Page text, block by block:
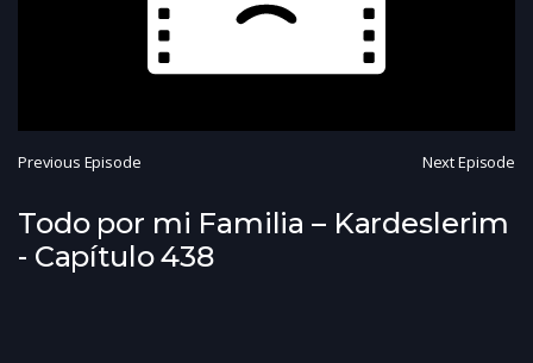
Previous Episode Next Episode
Todo por mi Familia – Kardeslerim
- Capítulo 438